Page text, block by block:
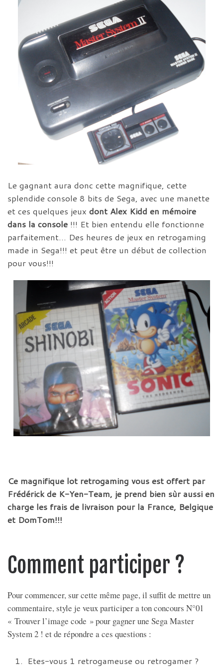
Le gagnant aura donc cette magnifique, cette
splendide console 8 bits de Sega, avec une manette
et ces quelques jeux dont Alex Kidd en mémoire
dans la console !!! Et bien entendu elle fonctionne
parfaitement… Des heures de jeux en retrogaming
made in Sega!!! et peut être un début de collection
pour vous!!!
Ce magnifique lot retrogaming vous est offert par
Frédérick de K-Yen-Team, je prend bien sùr aussi en
charge les frais de livraison pour la France, Belgique
et DomTom!!!
Comment participer ?
Pour commencer, sur cette même page, il suffit de mettre un
commentaire, style je veux participer a ton concours N°01
« Trouver l’image code » pour gagner une Sega Master
System 2 ! et de répondre a ces questions :
Etes-vous 1 retrogameuse ou retrogamer ?